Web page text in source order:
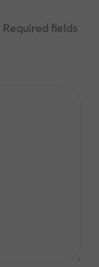
Required fields